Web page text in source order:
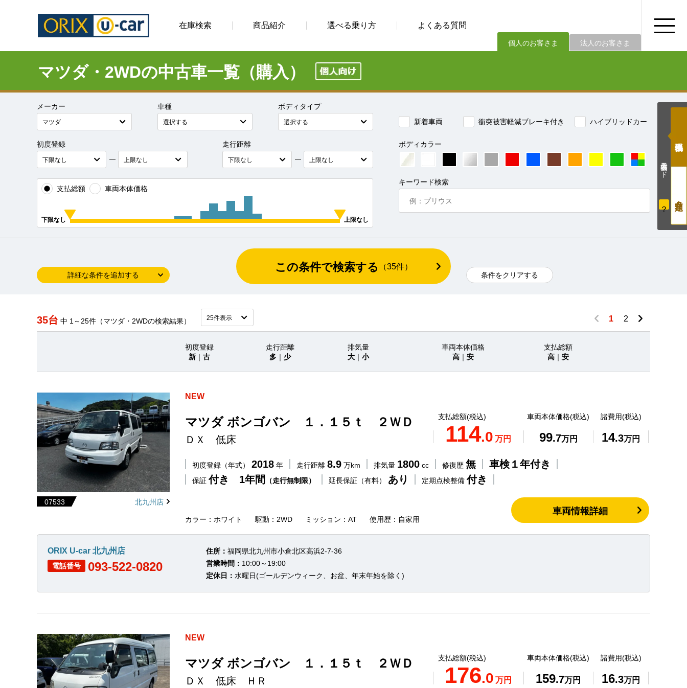
在庫検索 商品紹介 選べる乗り方 よくある質問
個人のお客さま 法人のお客さま
マツダ・2WDの中古車一覧（購入）
メーカー 車種
ボディタイプ
新着車両
衝突被害軽減ブレーキ付き ハイブリッドカー
初度登録
―
走行距離
―
ボディカラー
支払総額 車両本体価格
下限なし 上限なし
キーワード検索
詳細な条件を追加する
この条件で検索する （35件）
条件をクリアする
35台 中 1～25件（マツダ・2WDの検索結果） 1 2
初度登録
新 ｜ 古
走行距離
多 ｜ 少
排気量
大 ｜ 小
車両本体価格
高 ｜ 安
支払総額
高 ｜ 安
07533 北九州店
NEW
マツダ ボンゴバン １．１５ｔ ２ＷＤ
ＤＸ 低床
支払総額(税込)
114.0 万円
車両本体価格(税込)
99.7万円
諸費用(税込)
14.3万円
初度登録（年式） 2018 年 走行距離 8.9 万km 排気量 1800 cc 修復歴 無 車検１年付き
保証付き 1年間 （走行無制限） 延長保証（有料） あり 定期点検整備付き
カラー：ホワイト 駆動：2WD ミッション：AT 使用歴：自家用
車両情報詳細
ORIX U-car 北九州店
電話番号 093-522-0820
住所： 福岡県北九州市小倉北区高浜2-7-36
営業時間： 10:00～19:00
定休日： 水曜日(ゴールデンウィーク、お盆、年末年始を除く)
NEW
マツダ ボンゴバン １．１５ｔ ２ＷＤ
ＤＸ 低床 ＨＲ
支払総額(税込)
176.0 万円
車両本体価格(税込)
159.7万円
諸費用(税込)
16.3万円
価格表示モード
？